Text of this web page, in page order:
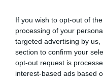
If you wish to opt-out of
processing of your
targeted advertising by
section to confirm your
opt-out request is
interest-based ads based